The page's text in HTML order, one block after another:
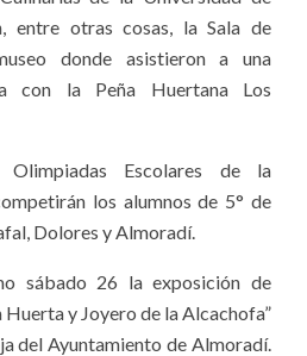
entre otras cosas, la Sala de
donde asistieron a una
con la Peña Huertana Los
Olimpiadas Escolares de la
los alumnos de 5° de
Dolores y Almoradí.
sábado 26 la exposición de
Huerta y Joyero de la Alcachofa”
del Ayuntamiento de Almoradí.